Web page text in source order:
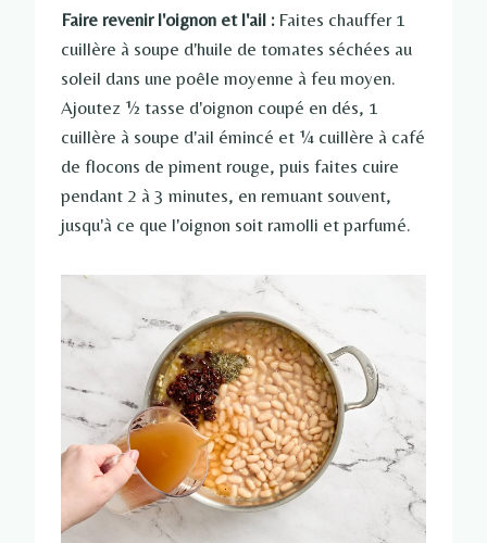
Faire revenir l'oignon et l'ail :Faites chauffer 1
cuillère à soupe d'huile de tomates séchées au
soleil dans une poêle moyenne à feu moyen.
Ajoutez ½ tasse d'oignon coupé en dés, 1
cuillère à soupe d'ail émincé et ¼ cuillère à café
de flocons de piment rouge, puis faites cuire
pendant 2 à 3 minutes, en remuant souvent,
jusqu'à ce que l'oignon soit ramolli et parfumé.